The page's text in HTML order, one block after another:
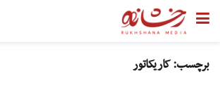
برچسب:کاریکاتور